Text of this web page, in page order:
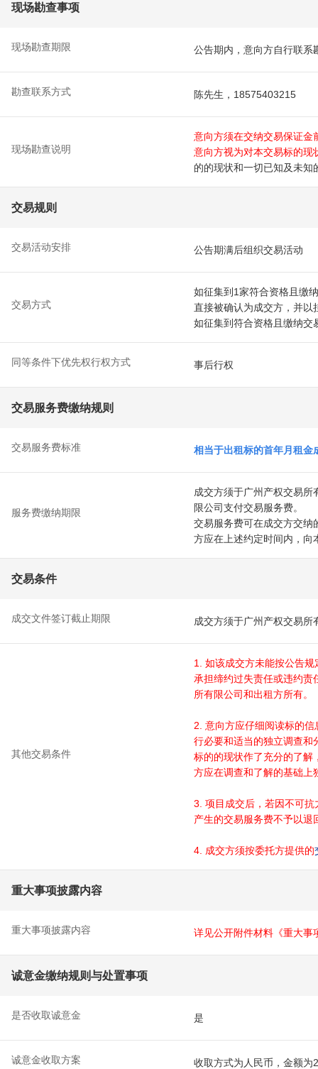
现场勘查事项
现场勘查期限 公告期内，意向方自行联系
勘查联系方式 陈先生，18575403215
现场勘查说明
意向方须在交纳交易保证金
意向方视为对本交易标的现
的的现状和一切已知及未知
交易规则
交易活动安排 公告期满后组织交易活动
交易方式
如征集到1家符合资格且缴
直接被确认为成交方，并以
如征集到符合资格且缴纳
同等条件下优先权行权方式 事后行权
交易服务费缴纳规则
交易服务费标准 相当于出租标的首年月租金
服务费缴纳期限
成交方须于广州产权交易
限公司支付交易服务费。
交易服务费可在成交方交纳
方应在上述约定时间内，向
交易条件
成交文件签订截止期限 成交方须于广州产权交易
其他交易条件
1. 如该成交方未能按公告
承担缔约过失责任或违约责
所有限公司和出租方所有。
2. 意向方应仔细阅读标的
行必要和适当的独立调查和
标的的现状作了充分的了解
方应在调查和了解的基础上
3. 项目成交后，若因不可
产生的交易服务费不予以退
4. 成交方须按委托方提供的
重大事项披露内容
重大事项披露内容 详见公开附件材料《重大事
诚意金缴纳规则与处置事项
是否收取诚意金 是
诚意金收取方案 收取方式为人民币，金额为